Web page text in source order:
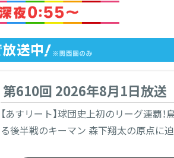
第610回 2026年8月1日放送
【あすリート】球団史上初のリーグ連覇！
る後半戦のキーマン 森下翔太の原点に